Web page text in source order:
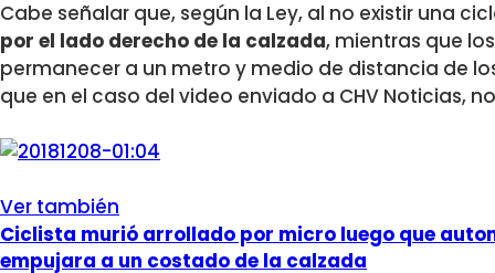
Cabe señalar que, según la Ley, al no existir una
por el lado derecho de la calzada, mientras que
permanecer a un metro y medio de distancia de
que en el caso del video enviado a CHV Noticias,
Ver también
Ciclista murió arrollado por micro luego que
empujara a un costado de la calzada